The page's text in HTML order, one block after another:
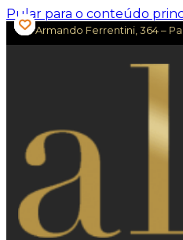
Pular para o conteúdo
Av. Armando Ferrentini, 364 –